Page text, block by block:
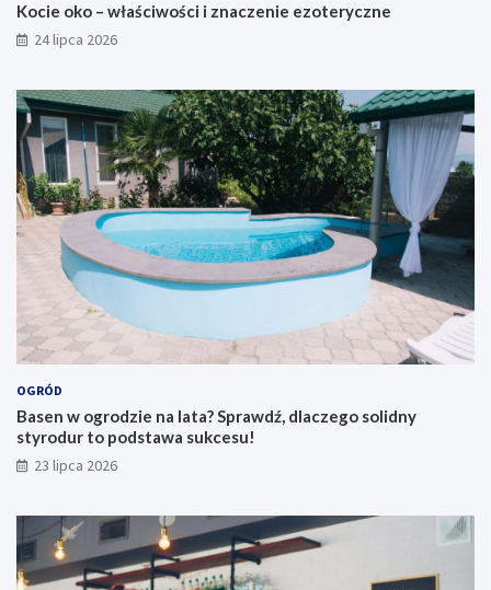
Kocie oko – właściwości i znaczenie ezoteryczne
24 lipca 2026
OGRÓD
Basen w ogrodzie na lata? Sprawdź, dlaczego solidny
styrodur to podstawa sukcesu!
23 lipca 2026